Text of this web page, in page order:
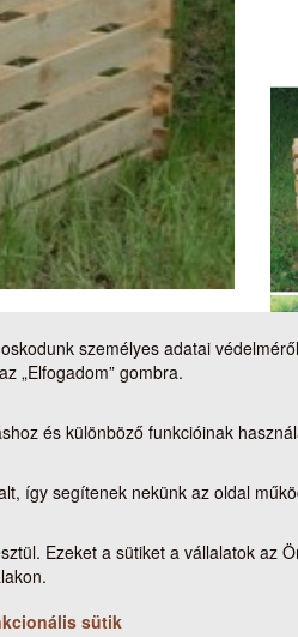
személyes adatai
„Elfogadom” gombra.
és különböző funkcióinak
így segítenek nekünk az oldal
Ezeket a sütiket a vállalatok az
sütik
Kapcsolat
Levelezési cím: 1525 Budapest. Pf. 30.